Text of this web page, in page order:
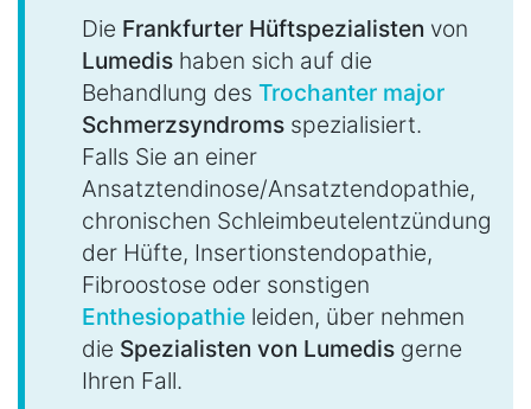
Die Frankfurter Hüftspezialisten von
Lumedis haben sich auf die
Behandlung des Trochanter major
Schmerzsyndroms spezialisiert.
Falls Sie an einer
Ansatztendinose/Ansatztendopathie,
chronischen Schleimbeutelentzündung
der Hüfte, Insertionstendopathie,
Fibroostose oder sonstigen
Enthesiopathie leiden, über nehmen
die Spezialisten von Lumedis gerne
Ihren Fall.